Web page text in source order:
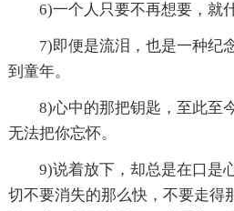
6)一个人只要不再想要，就
7)即便是流泪，也是一种纪
到童年。
8)心中的那把钥匙，至此至
无法把你忘怀。
9)说着放下，却总是在口是
切不要消失的那么快，不要走得